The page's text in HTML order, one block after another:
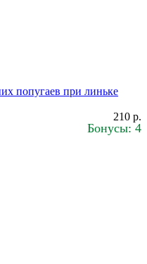
попугаев при линьке
210 р.
Бонусы: 4